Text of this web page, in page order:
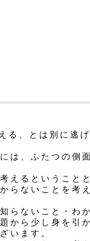
る、とは別に逃
は、ふたつの側
えるということと
らないことを考
らないこと・わ
から少し身を引
います。